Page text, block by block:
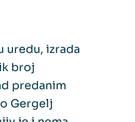
uredu, izrada
broj
predanim
Gergelj